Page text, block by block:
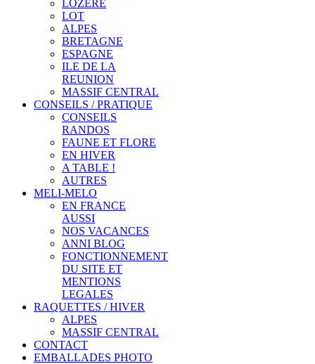
LOZERE
LOT
ALPES
BRETAGNE
ESPAGNE
ILE DE LA
REUNION
MASSIF CENTRAL
CONSEILS / PRATIQUE
CONSEILS
RANDOS
FAUNE ET FLORE
EN HIVER
A TABLE !
AUTRES
MELI-MELO
EN FRANCE
AUSSI
NOS VACANCES
ANNI BLOG
FONCTIONNEMENT
DU SITE ET
MENTIONS
LEGALES
RAQUETTES / HIVER
ALPES
MASSIF CENTRAL
CONTACT
EMBALLADES PHOTO